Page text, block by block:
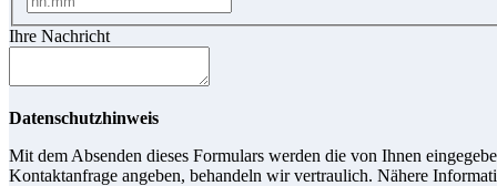
Ihre Nachricht
Datenschutzhinweis
Mit dem Absenden dieses Formulars werden die von Ihnen
Kontaktanfrage angeben, behandeln wir vertraulich. Nähere